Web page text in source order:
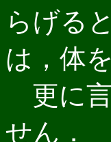
らげる
は，体
更に言
せん．